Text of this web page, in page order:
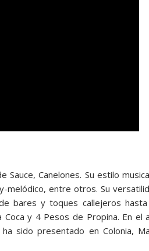
Sauce, Canelones. Su estilo
melódico, entre otros. Su
bares y toques callejeros hasta
y 4 Pesos de Propina. En el
sido presentado en Colonia,